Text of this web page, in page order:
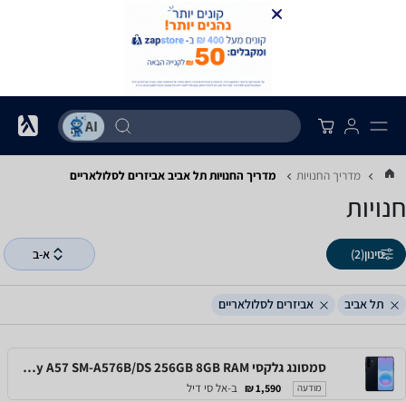
מדריך החנויות מדריך החנויות ‏תל אביב ‏אביזרים לסלולאריים
חנויות
סינון(2) א-ב
תל אביב אביזרים לסלולאריים
סמסונג גלקסי Samsung Galaxy A57 SM-A576B/DS 256GB 8GB RAM
מודעה 1,590 ₪ ב-אל סי דיל